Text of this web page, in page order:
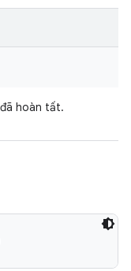
hoàn tất.